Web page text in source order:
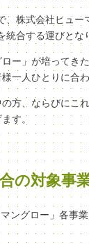
、株式会社ヒュ
統合する運びとな
ー」が培ってき
一人ひとりに合
方、ならびにこ
す。
の対象事
ングロー」各事